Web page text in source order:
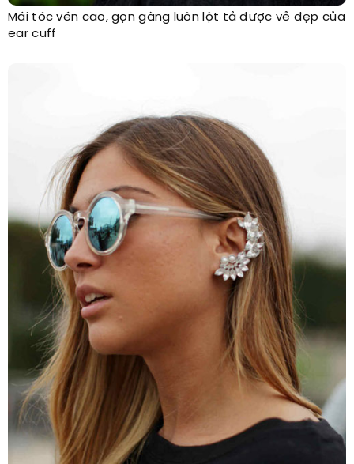
Mái tóc vén cao, gọn gàng luôn lột tả được vẻ đẹp của
ear cuff